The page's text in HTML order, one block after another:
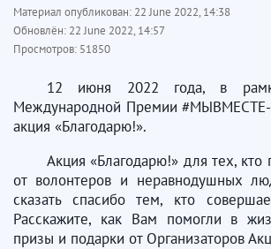
Материал опубликован: 22 June 2022, 14:38
Обновлён: 22 June 2022, 14:57
Просмотров: 51850
12 июня 2022 года, в
Международной Премии #МЫВМЕСТЕ-
акция «Благодарю!».
Акция «Благодарю!» для тех,
от волонтеров и неравнодушных
сказать спасибо тем, кто
Расскажите, как Вам помогли в
призы и подарки от Организаторов